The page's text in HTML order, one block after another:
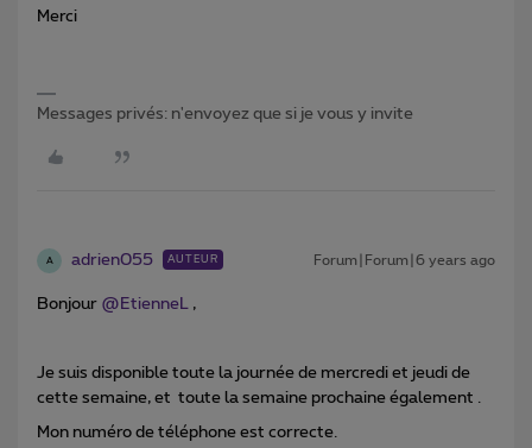
Merci
Messages privés: n'envoyez que si je vous y invite
A adrien055 AUTEUR Forum|Forum|6 years ago
Bonjour @EtienneL ,
Je suis disponible toute la journée de mercredi et jeudi de
cette semaine, et toute la semaine prochaine également .
Mon numéro de téléphone est correcte.